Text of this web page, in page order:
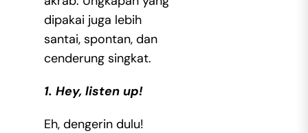
dipakai juga lebih
santai, spontan, dan
cenderung singkat.
1. Hey, listen up!
Eh, dengerin dulu!